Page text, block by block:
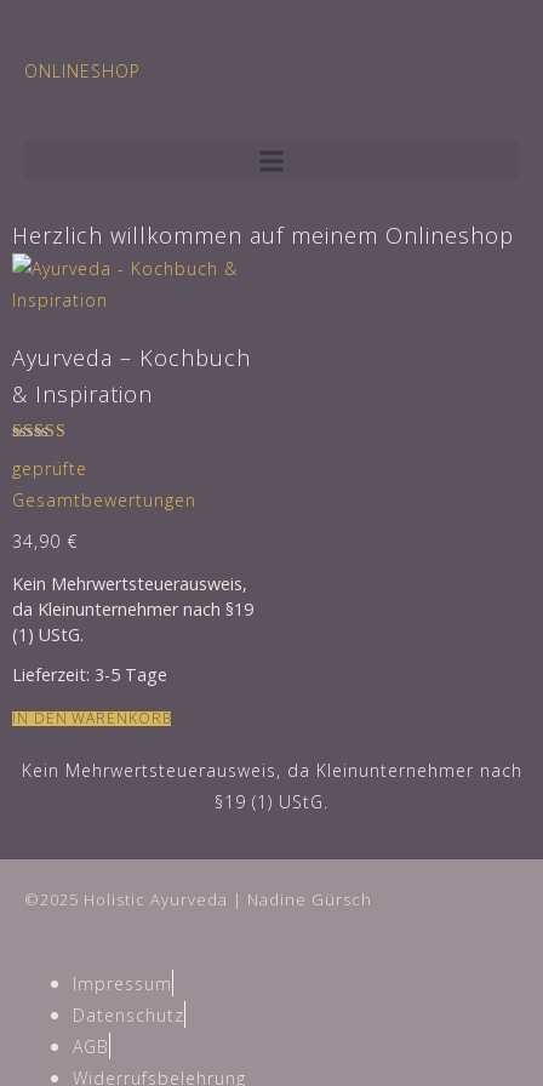
ONLINESHOP
Herzlich willkommen auf meinem Onlineshop
Ayurveda – Kochbuch
& Inspiration
mit
5.00
von 5
geprüfte
Gesamtbewertungen
34,90 €
Kein Mehrwertsteuerausweis,
da Kleinunternehmer nach §19
(1) UStG.
Lieferzeit: 3-5 Tage
IN DEN WARENKORB
Kein Mehrwertsteuerausweis, da Kleinunternehmer nach
§19 (1) UStG.
©2025 Holistic Ayurveda | Nadine Gürsch
Impressum
Datenschutz
AGB
Widerrufsbelehrung